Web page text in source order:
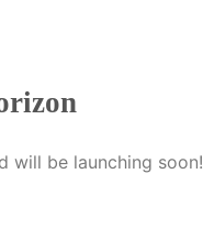
will be launching soon!